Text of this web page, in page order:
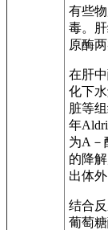
有些
毒。
原酶两
在肝
化下
脏等
年
为A－
的降
出体外
结合
葡萄